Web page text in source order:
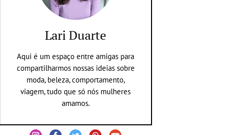
Lari Duarte
Aqui é um espaço entre amigas para
compartilharmos nossas ideias sobre
moda, beleza, comportamento,
viagem, tudo que só nós mulheres
amamos.